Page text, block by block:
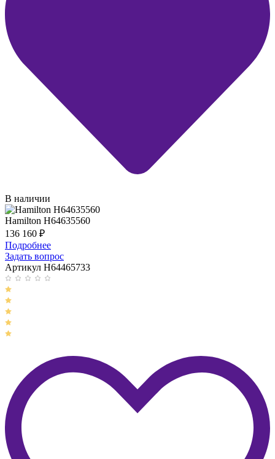
В наличии
Hamilton H64635560
136 160 ₽
Подробнее
Задать вопрос
Артикул H64465733